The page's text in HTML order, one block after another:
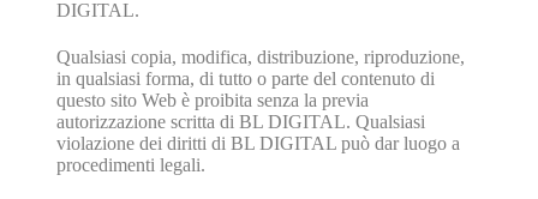
DIGITAL.
Qualsiasi copia, modifica, distribuzione, riproduzione,
in qualsiasi forma, di tutto o parte del contenuto di
questo sito Web è proibita senza la previa
autorizzazione scritta di BL DIGITAL. Qualsiasi
violazione dei diritti di BL DIGITAL può dar luogo a
procedimenti legali.